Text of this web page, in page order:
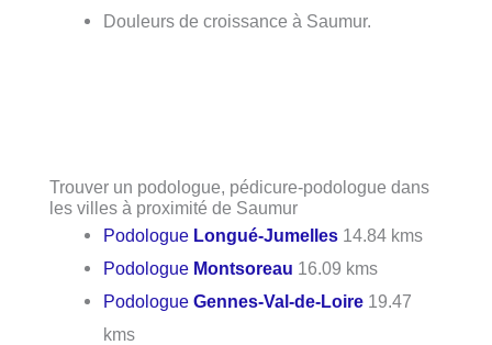
Douleurs de croissance à Saumur.
Trouver un podologue, pédicure-podologue dans
les villes à proximité de Saumur
Podologue Longué-Jumelles 14.84 kms
Podologue Montsoreau 16.09 kms
PodologueGennes-Val-de-Loire 19.47
kms